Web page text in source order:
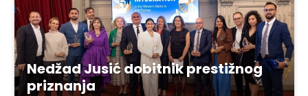
Nedžad Jusić dobitnik prestižnog
priznanja